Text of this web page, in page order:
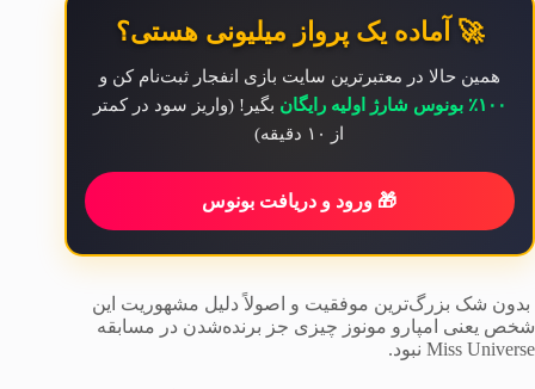
🚀 آماده یک پرواز میلیونی هستی؟
همین حالا در معتبرترین سایت بازی انفجار ثبت‌نام کن و
۱۰۰٪ بونوس شارژ اولیه رایگان
بگیر! (واریز سود در کمتر
از ۱۰ دقیقه)
🎁 ورود و دریافت بونوس
بدون شک بزرگ‌ترین موفقیت و اصولاً دلیل مشهوریت این
شخص یعنی امپارو مونوز چیزی جز برنده‌شدن در مسابقه
Miss Universe نبود.